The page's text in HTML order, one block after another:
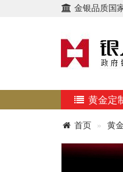
金银品质国
黄金定
首页 黄